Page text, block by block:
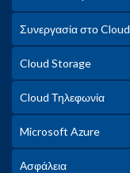
Συνεργασία στο Cloud
Cloud Storage
Cloud Τηλεφωνία
Microsoft Azure
Ασφάλεια